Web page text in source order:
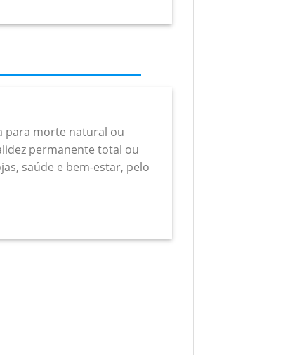
para morte natural ou
permanente total ou
saúde e bem-estar, pelo